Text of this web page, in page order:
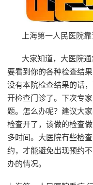
上海第一人民医院
大家知道，大医院
要看到你的各种检查结
没有本院检查结果的话
开检查门诊了。下次专
题。怎么办呢？建议大
检查开了，该做的检查
多时间。大医院有些检
约，才能避免出现预约
办的情况。